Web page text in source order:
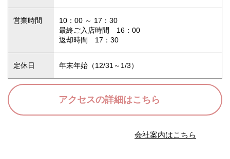
営業時間
10：00 ～ 17：30
最終ご入店時間 16：00
返却時間 17：30
定休日 年末年始（12/31～1/3）
アクセスの詳細はこちら
会社案内はこちら